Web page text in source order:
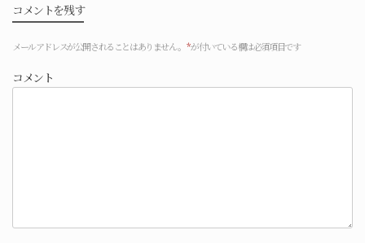
コメントを残す
メールアドレスが公開されることはありません。 *が付いている欄は必須項目です
コメント